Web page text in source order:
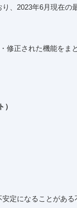
、2023年6月現在の
修正された機能をま
定になることがある